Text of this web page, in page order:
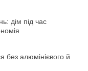
дім під час
без алюмінієвого й